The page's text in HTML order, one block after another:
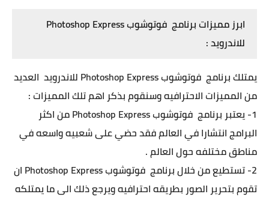
ابرز مميزات برنامج فوتوشوب Photoshop Express
للاندرويد :
يمتلك برنامج فوتوشوب Photoshop Express للاندرويد العديد
من المميزات الاحترافيه وسنقوم بذكر اهم تلك المميزات :
1- يعتبر برنامج فوتوشوب Photoshop Express من اكثر
البرامج انتشارا في العالم فقد حضي على شعبيه واسعه في
مناطق مختلفه حول العالم .
2- تستطيع من خلال برنامج فوتوشوب Photoshop Express ان
تقوم بتحرير الصور بطريقه احترافيه ويرجع ذلك الى ما يمتلكه